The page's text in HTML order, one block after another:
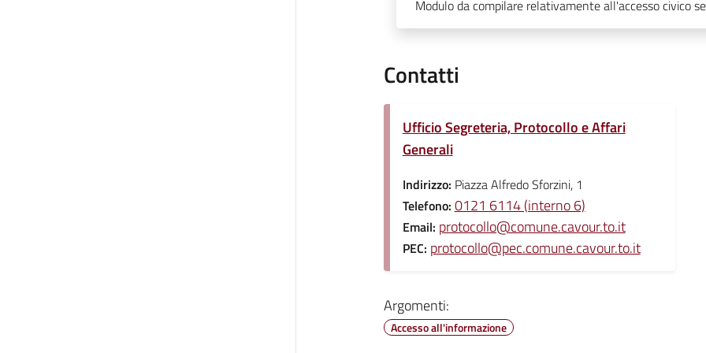
Modulo da compilare relativamente all'accesso civico
Contatti
Ufficio Segreteria, Protocollo e Affari
Generali
Indirizzo: Piazza Alfredo Sforzini, 1
Telefono:0121 6114 (interno 6)
Email: protocollo@comune.cavour.to.it
PEC: protocollo@pec.comune.cavour.to.it
Argomenti:
Accesso all'informazione